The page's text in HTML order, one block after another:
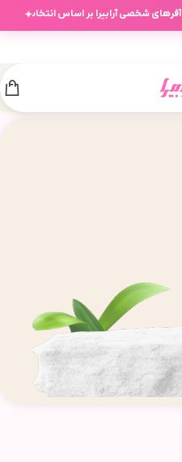
آفرهای شخصی آرابیرا بر اساس انتخاب‌های
✦